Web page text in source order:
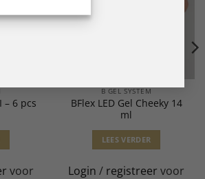
– 6 pcs
voor
B GEL SYSTEM
BFlex LED Gel Cheeky 14
ml
LEES VERDER
Login / registreer voor